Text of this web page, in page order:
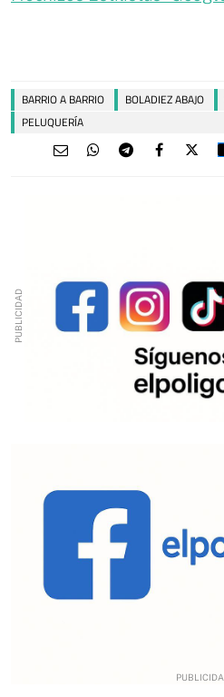
BARRIO A BARRIO BOLADIEZ ABAJO
PELUQUERÍA